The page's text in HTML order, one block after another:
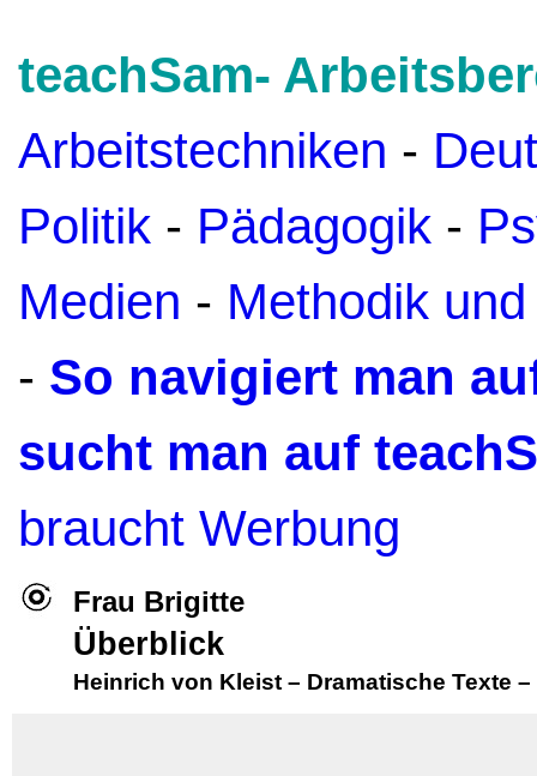
teachSam-
Arbeitstechniken -
Politik - Pädagogik -
Medien - Methodik
- So navigiert man
sucht man auf
braucht Werbung
Frau Brigitte
Überblick
Heinrich von Kleist – Dramatische Texte –